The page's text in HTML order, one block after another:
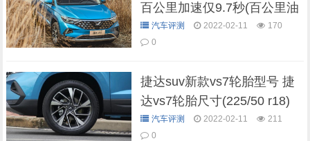
百公里加速仅9.7秒(百公里油
耗仅7.3L)
汽车评测 2022-02-11
170
0
捷达suv新款vs7轮胎型号 捷
达vs7轮胎尺寸(225/50 r18)
汽车评测 2022-02-11
211
0